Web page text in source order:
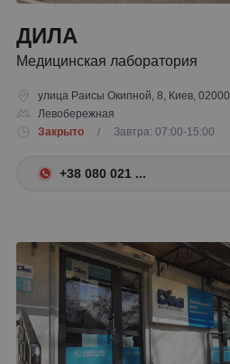
ДИЛА
Медицинская лаборатория
улица Раисы Окипной, 8, Киев, 02000
Левобережная
Закрыто
/ Завтра: 07:00-15:00
+38 080 021 ...